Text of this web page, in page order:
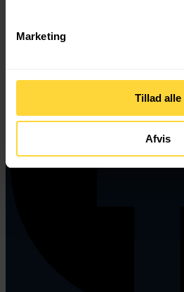
Marketing
Tillad alle
Afvis